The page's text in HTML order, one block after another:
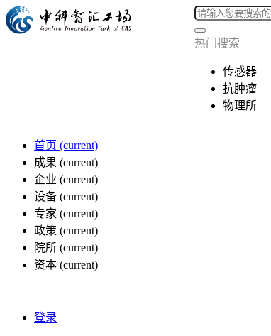
热门搜索
传感器
抗肿瘤
物理所
首页 (current)
成果 (current)
企业 (current)
设备 (current)
专家 (current)
政策 (current)
院所 (current)
资本 (current)
登录